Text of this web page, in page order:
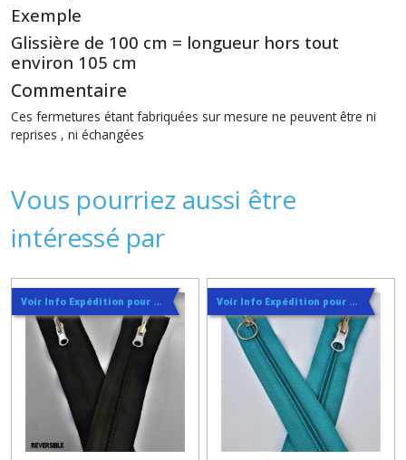
Exemple
Glissière de 100 cm = longueur hors tout
environ 105 cm
Commentaire
Ces fermetures étant fabriquées sur mesure ne peuvent être ni
reprises , ni échangées
Vous pourriez aussi être
intéressé par
Voir Info Expédition pour Régler les Frais de Port au Meilleur Prix , En haut d'ecran à Droite Voir Info Expédition pour Régler les Frais de Port au Meilleur Prix , En haut d'ecran à Droite